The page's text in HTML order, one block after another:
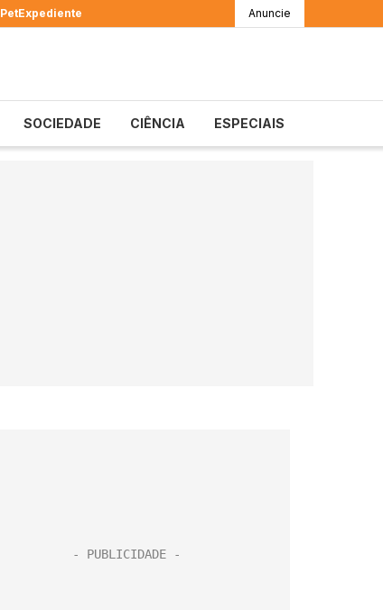
PetExpediente Anuncie
SOCIEDADE CIÊNCIA ESPECIAIS